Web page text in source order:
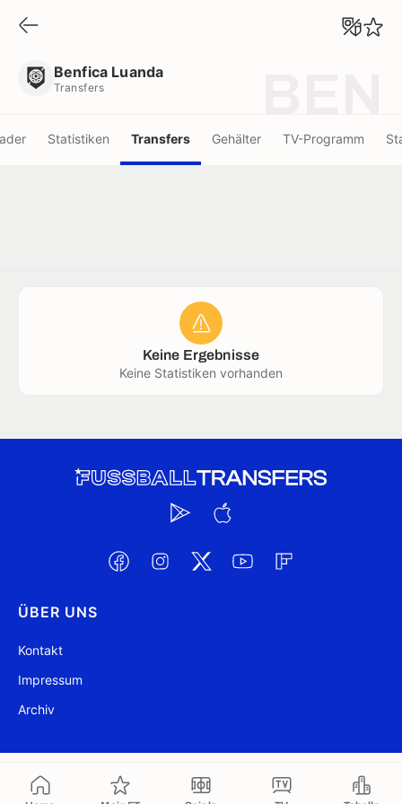
Benfica Luanda
Transfers
Statistiken Transfers Gehälter TV-Programm
Keine Ergebnisse
Keine Statistiken vorhanden
ÜBER UNS
Kontakt
Impressum
Archiv